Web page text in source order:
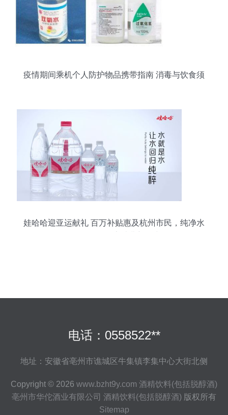
疫情期间乘机个人防护物品携带指南 消毒与饮食须
娃哈哈迎亚运献礼 百万补贴惠及杭州市民，纯净水
电话：0558522**
地址：安徽省亳州市谯城区牛集镇李集中心大街北侧
Copyright © 2026 www.bzht9y.com 酒精饮料(包括脱醇酒)
亳州市华佗酒业有限公司 酒精饮料(包括脱醇酒) 版权所有
Sitemap